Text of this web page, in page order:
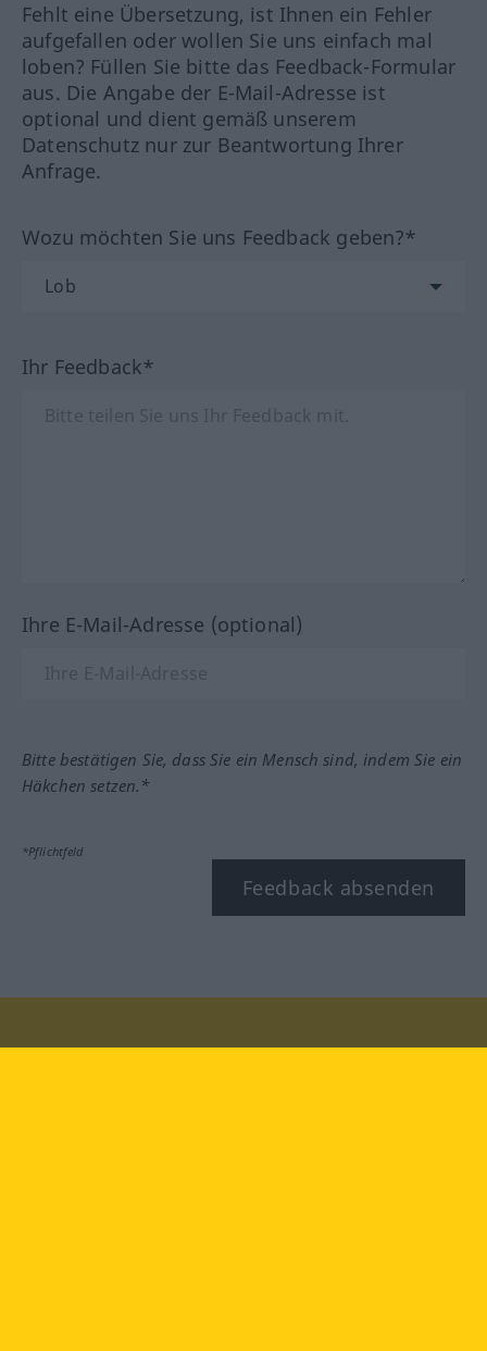
Fehlt eine Übersetzung, ist Ihnen ein Fehler
aufgefallen oder wollen Sie uns einfach mal
loben? Füllen Sie bitte das Feedback-Formular
aus. Die Angabe der E-Mail-Adresse ist
optional und dient gemäß unserem
Datenschutz nur zur Beantwortung Ihrer
Anfrage.
Wozu möchten Sie uns Feedback geben?*
Ihr Feedback*
Ihre E-Mail-Adresse (optional)
Bitte bestätigen Sie, dass Sie ein Mensch sind, indem Sie ein
Häkchen setzen.*
*Pflichtfeld
Feedback absenden